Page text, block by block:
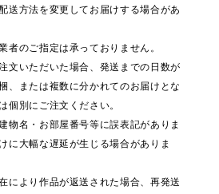
送方法を変更してお届けする場合があ
のご指定は承っておりません。
文いただいた場合、発送までの日数が
、または複数に分かれてのお届けとな
個別にご注文ください。
物名・お部屋番号等に誤表記がありま
に大幅な遅延が生じる場合がありま
により作品が返送された場合、再発送